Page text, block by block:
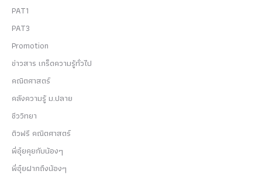
PAT1
PAT3
Promotion
ข่าวสาร เกร็ดความรู้ทั่วไป
คณิตศาสตร์
คลังความรู้ ม.ปลาย
ชีววิทยา
ติวฟรี คณิตศาสตร์
พี่อุ๋ยคุยกับน้องๆ
พี่อุ๋ยฝากถึงน้องๆ